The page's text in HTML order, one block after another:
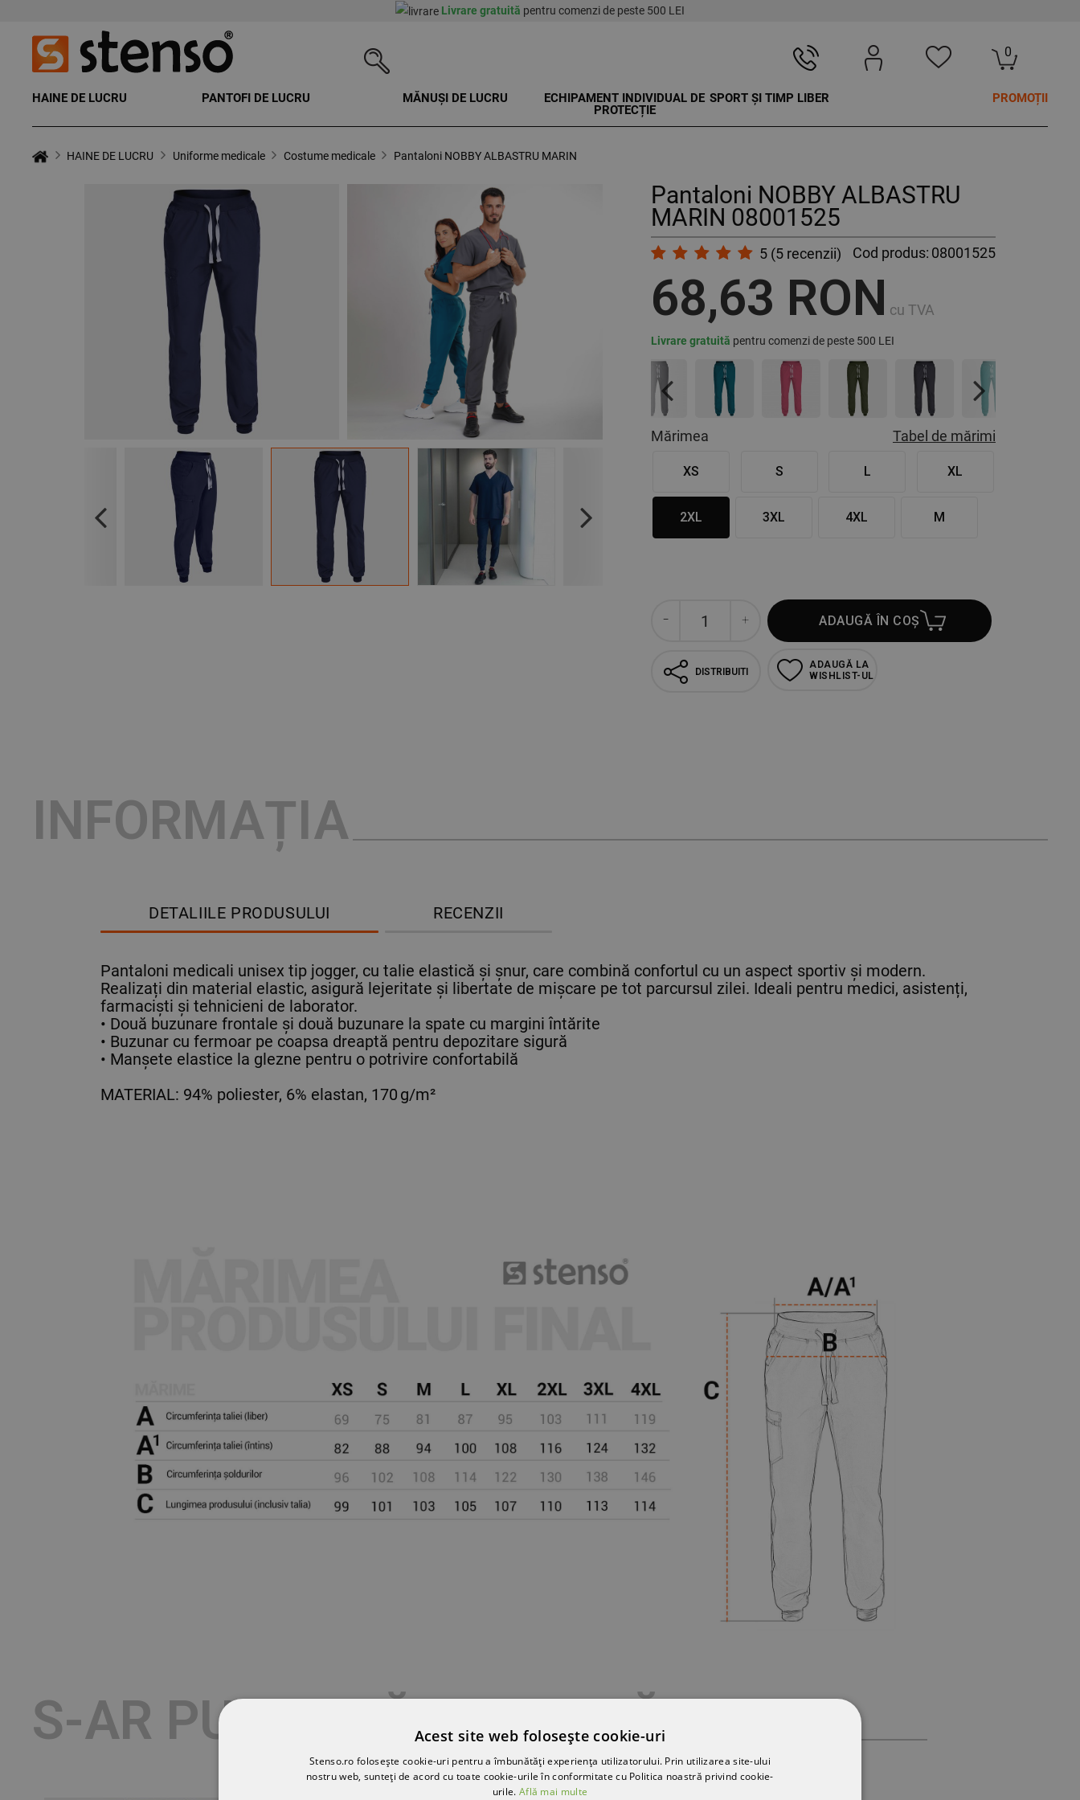
Livrare gratuită pentru comenzi de peste 500 LEI
0
HAINE DE LUCRU PANTOFI DE LUCRU MĂNUȘI DE LUCRU
ECHIPAMENT INDIVIDUAL DE
PROTECȚIE
SPORT ȘI TIMP LIBER PROMOȚII
HAINE DE LUCRU Uniforme medicale Costume medicale Pantaloni NOBBY ALBASTRU MARIN
Previous Next
Pantaloni NOBBY ALBASTRU
MARIN 08001525
5 (5 recenzii) Cod produs: 08001525
68,63 RON cu TVA
Livrare gratuită pentru comenzi de peste 500 LEI
Previous Next
Mărimea Tabel de mărimi
XS S L XL
2XL 3XL 4XL M
ADAUGĂ ÎN COȘ
DISTRIBUITI
ADAUGĂ LA
WISHLIST-UL
INFORMAȚIA
DETALIILE PRODUSULUI RECENZII
Pantaloni medicali unisex tip jogger, cu talie elastică și șnur, care combină confortul cu un aspect sportiv și modern.
Realizați din material elastic, asigură lejeritate și libertate de mișcare pe tot parcursul zilei. Ideali pentru medici, asistenți,
farmaciști și tehnicieni de laborator.
• Două buzunare frontale și două buzunare la spate cu margini întărite
• Buzunar cu fermoar pe coapsa dreaptă pentru depozitare sigură
• Manșete elastice la glezne pentru o potrivire confortabilă
MATERIAL: 94% poliester, 6% elastan, 170 g/m²
S-AR PUTEA SĂ-ȚI PLACĂ
Acest site web folosește cookie-uri
Stenso.ro folosește cookie-uri pentru a îmbunătăți experiența utilizatorului. Prin utilizarea site-ului
nostru web, sunteți de acord cu toate cookie-urile în conformitate cu Politica noastră privind cookie-
urile. Află mai multe